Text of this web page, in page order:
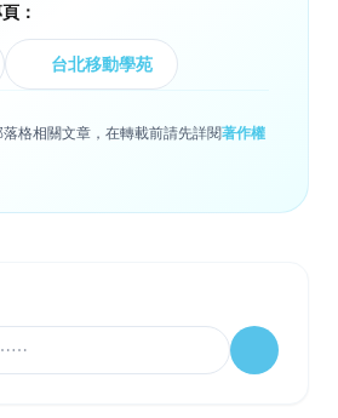
：
台北移動學苑
格相關文章，在轉載前請先詳閱著作權